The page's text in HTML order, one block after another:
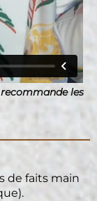
les
de faits main